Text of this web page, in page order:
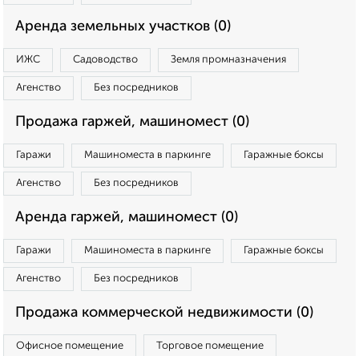
Аренда земельных участков (0)
ИЖС Садоводство Земля промназначения
Агенство Без посредников
Продажа гаржей, машиномест (0)
Гаражи Машиноместа в паркинге Гаражные боксы
Агенство Без посредников
Аренда гаржей, машиномест (0)
Гаражи Машиноместа в паркинге Гаражные боксы
Агенство Без посредников
Продажа коммерческой недвижимости (0)
Офисное помещение Торговое помещение